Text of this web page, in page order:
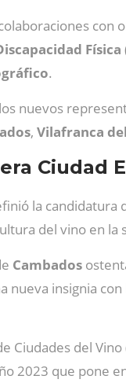
con
Física
.
nuevos
, Vilafranca
Ciudad
la candidatura
del vino en
Cambados
nueva insignia
Ciudades del
2023 que pone